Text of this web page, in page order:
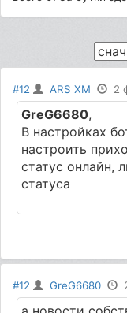
#12 ARS XM 2
GreG6680,
В настройках
настроить
статус онлайн,
статуса
#12 GreG6680